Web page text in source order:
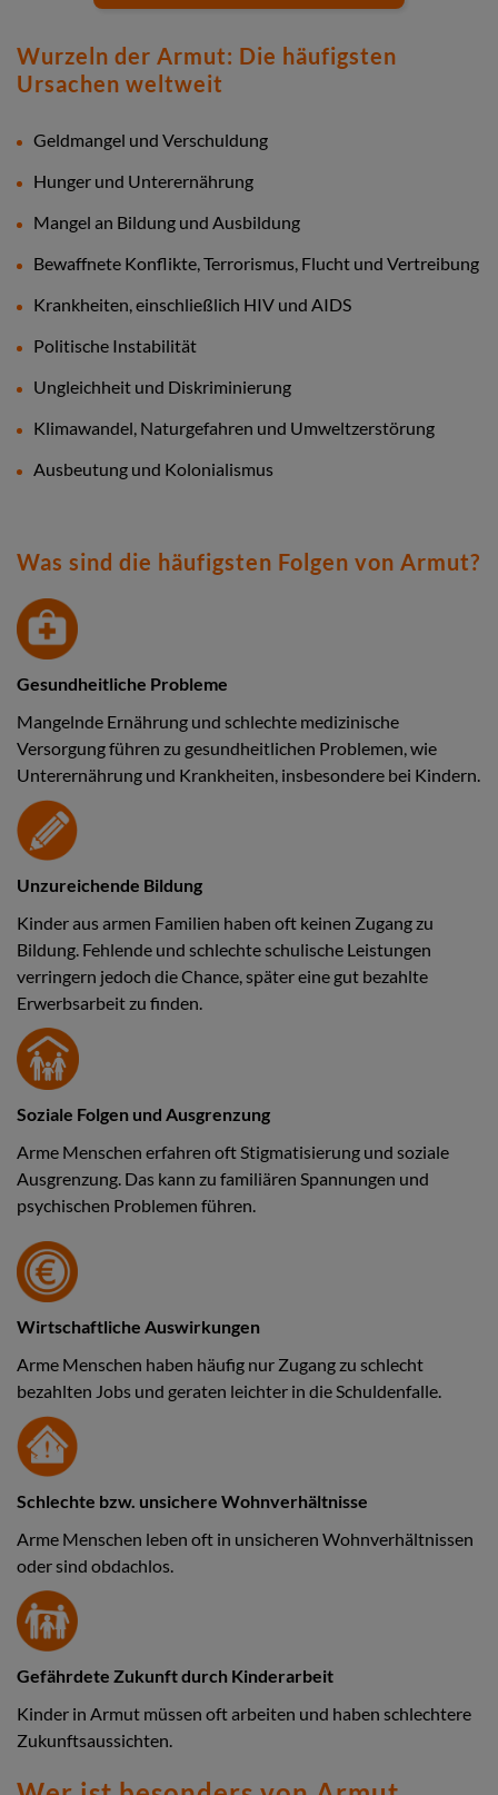
Wurzeln der Armut: Die häufigsten
Ursachen weltweit
Geldmangel und Verschuldung
Hunger und Unterernährung
Mangel an Bildung und Ausbildung
Bewaffnete Konflikte, Terrorismus, Flucht und Vertreibung
Krankheiten, einschließlich HIV und AIDS
Politische Instabilität
Ungleichheit und Diskriminierung
Klimawandel, Naturgefahren und Umweltzerstörung
Ausbeutung und Kolonialismus
Was sind die häufigsten Folgen von Armut?
Gesundheitliche Probleme
Mangelnde Ernährung und schlechte medizinische
Versorgung führen zu gesundheitlichen Problemen, wie
Unterernährung und Krankheiten, insbesondere bei Kindern.
Unzureichende Bildung
Kinder aus armen Familien haben oft keinen Zugang zu
Bildung. Fehlende und schlechte schulische Leistungen
verringern jedoch die Chance, später eine gut bezahlte
Erwerbsarbeit zu finden.
Soziale Folgen und Ausgrenzung
Arme Menschen erfahren oft Stigmatisierung und soziale
Ausgrenzung. Das kann zu familiären Spannungen und
psychischen Problemen führen.
Wirtschaftliche Auswirkungen
Arme Menschen haben häufig nur Zugang zu schlecht
bezahlten Jobs und geraten leichter in die Schuldenfalle.
Schlechte bzw. unsichere Wohnverhältnisse
Arme Menschen leben oft in unsicheren Wohnverhältnissen
oder sind obdachlos.
Gefährdete Zukunft durch Kinderarbeit
Kinder in Armut müssen oft arbeiten und haben schlechtere
Zukunftsaussichten.